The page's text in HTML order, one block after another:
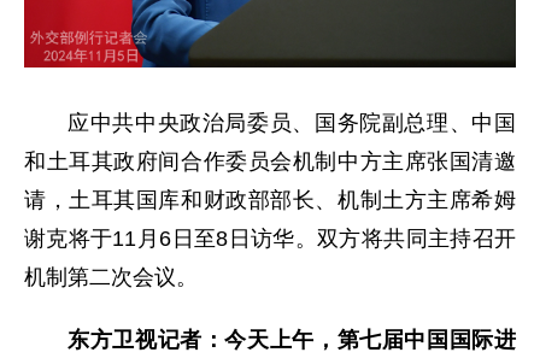
应中共中央政治局委员、国务院副总理、中国
和土耳其政府间合作委员会机制中方主席张国清邀
请，土耳其国库和财政部部长、机制土方主席希姆
谢克将于11月6日至8日访华。双方将共同主持召开
机制第二次会议。
东方卫视记者：今天上午，第七届中国国际进